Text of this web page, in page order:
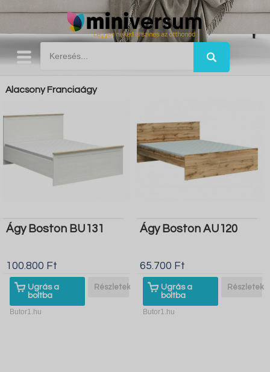
Alacsony Franciaágy
Ágy Boston BU131
100.800 Ft
Ugrás a
boltba
Részletek
Butor1.hu
Ágy Boston AU120
65.700 Ft
Ugrás a
boltba
Részletek
Butor1.hu